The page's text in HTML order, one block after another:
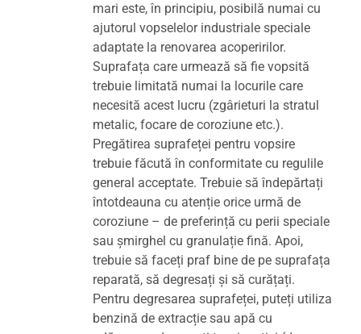
mari este, în principiu, posibilă numai cu
ajutorul vopselelor industriale speciale
adaptate la renovarea acoperirilor.
Suprafața care urmează să fie vopsită
trebuie limitată numai la locurile care
necesită acest lucru (zgârieturi la stratul
metalic, focare de coroziune etc.).
Pregătirea suprafeței pentru vopsire
trebuie făcută în conformitate cu regulile
general acceptate. Trebuie să îndepărtați
întotdeauna cu atenție orice urmă de
coroziune – de preferință cu perii speciale
sau șmirghel cu granulație fină. Apoi,
trebuie să faceți praf bine de pe suprafața
reparată, să degresați și să curățați.
Pentru degresarea suprafeței, puteți utiliza
benzină de extracție sau apă cu